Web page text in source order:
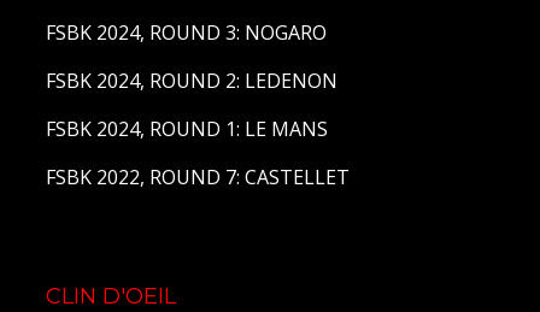
FSBK 2024, ROUND 3: NOGARO
FSBK 2024, ROUND 2: LEDENON
FSBK 2024, ROUND 1: LE MANS
FSBK 2022, ROUND 7: CASTELLET
CLIN D'OEIL